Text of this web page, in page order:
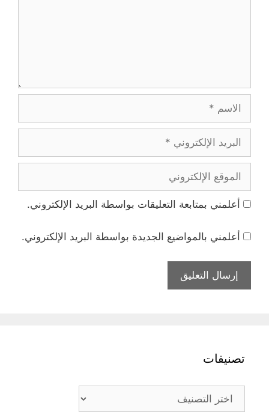
الاسم
البريد
الإلكتروني
الموقع
الإلكتروني
أعلمني بمتابعة التعليقات بواسطة البريد الإلكتروني.
أعلمني بالمواضيع الجديدة بواسطة البريد الإلكتروني.
تصنيفات
تصنيفات